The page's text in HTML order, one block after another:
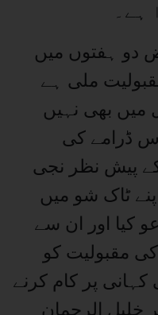
دو ہفتوں میں
ملی ہے
ترکی میں 5 سال میں بھی نہیں
ڈرامے کی
کے پیش نظر نجی
ٹاک شو میں
کیا اور ان سے
مقبولیت کو
پر کام کرنے
الرحمان